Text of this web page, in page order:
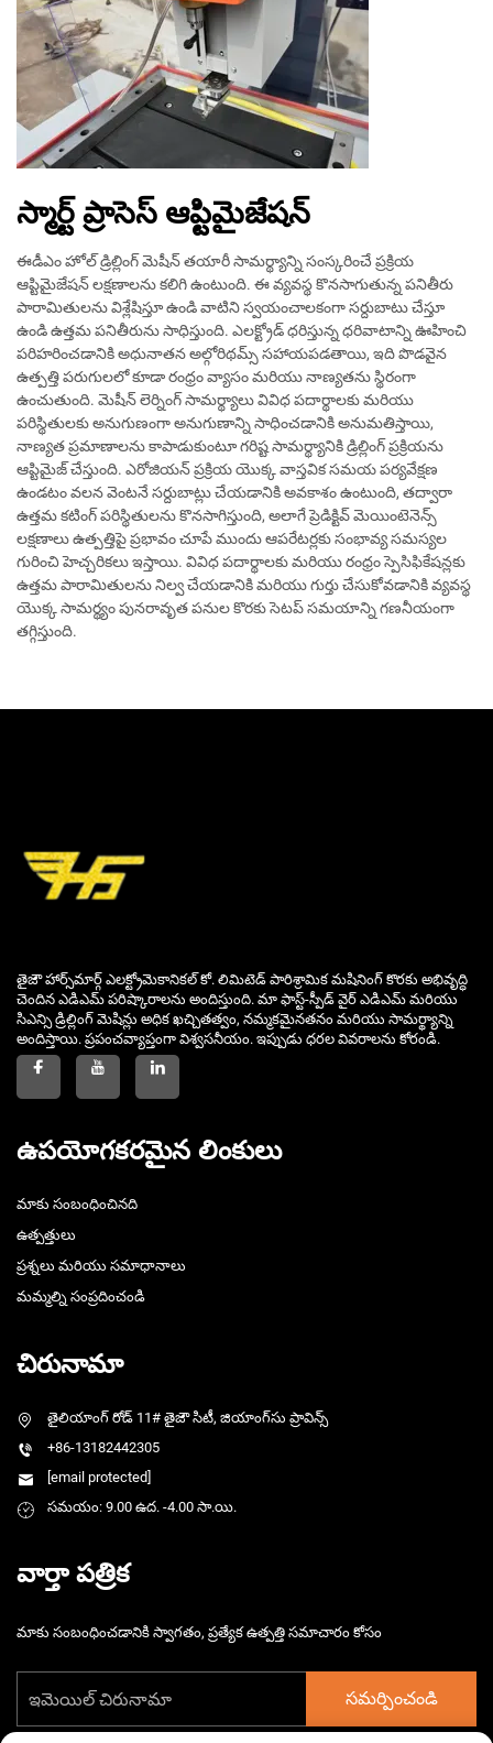
స్మార్ట్ ప్రాసెస్ ఆప్టిమైజేషన్
ఈడీఎం హోల్ డ్రిల్లింగ్ మెషీన్ తయారీ సామర్థ్యాన్ని సంస్కరించే ప్రక్రియ
ఆప్టిమైజేషన్ లక్షణాలను కలిగి ఉంటుంది. ఈ వ్యవస్థ కొనసాగుతున్న పనితీరు
పారామితులను విశ్లేషిస్తూ ఉండి వాటిని స్వయంచాలకంగా సర్దుబాటు చేస్తూ
ఉండి ఉత్తమ పనితీరును సాధిస్తుంది. ఎలక్ట్రోడ్ ధరిస్తున్న ధరివాటాన్ని ఊహించి
పరిహరించడానికి అధునాతన అల్గోరిథమ్స్ సహాయపడతాయి, ఇది పొడవైన
ఉత్పత్తి పరుగులలో కూడా రంధ్రం వ్యాసం మరియు నాణ్యతను స్థిరంగా
ఉంచుతుంది. మెషీన్ లెర్నింగ్ సామర్థ్యాలు వివిధ పదార్థాలకు మరియు
పరిస్థితులకు అనుగుణంగా అనుగుణాన్ని సాధించడానికి అనుమతిస్తాయి,
నాణ్యత ప్రమాణాలను కాపాడుకుంటూ గరిష్ట సామర్థ్యానికి డ్రిల్లింగ్ ప్రక్రియను
ఆప్టిమైజ్ చేస్తుంది. ఎరోజియన్ ప్రక్రియ యొక్క వాస్తవిక సమయ పర్యవేక్షణ
ఉండటం వలన వెంటనే సర్దుబాట్లు చేయడానికి అవకాశం ఉంటుంది, తద్వారా
ఉత్తమ కటింగ్ పరిస్థితులను కొనసాగిస్తుంది, అలాగే ప్రెడిక్టివ్ మెయింటెనెన్స్
లక్షణాలు ఉత్పత్తిపై ప్రభావం చూపే ముందు ఆపరేటర్లకు సంభావ్య సమస్యల
గురించి హెచ్చరికలు ఇస్తాయి. వివిధ పదార్థాలకు మరియు రంధ్రం స్పెసిఫికేషన్లకు
ఉత్తమ పారామితులను నిల్వ చేయడానికి మరియు గుర్తు చేసుకోవడానికి వ్యవస్థ
యొక్క సామర్థ్యం పునరావృత పనుల కొరకు సెటప్ సమయాన్ని గణనీయంగా
తగ్గిస్తుంది.
తైజౌ హార్స్‌మార్గ్ ఎలక్ట్రోమెకానికల్ కో. లిమిటెడ్ పారిశ్రామిక మషినింగ్ కొరకు అభివృద్ధి
చెందిన ఎడిఎమ్ పరిష్కారాలను అందిస్తుంది. మా ఫాస్ట్-స్పీడ్ వైర్ ఎడిఎమ్ మరియు
సిఎన్సి డ్రిల్లింగ్ మెషిన్లు అధిక ఖచ్చితత్వం, నమ్మకమైనతనం మరియు సామర్థ్యాన్ని
అందిస్తాయి. ప్రపంచవ్యాప్తంగా విశ్వసనీయం. ఇప్పుడు ధరల వివరాలను కోరండి.
ఉపయోగకరమైన లింకులు
మాకు సంబంధించినది
ఉత్పత్తులు
ప్రశ్నలు మరియు సమాధానాలు
మమ్మల్ని సంప్రదించండి
చిరునామా
తైలియాంగ్ రోడ్ 11# తైజౌ సిటీ, జియాంగ్‌సు ప్రావిన్స్
+86-13182442305
[email protected]
సమయం: 9.00 ఉద. -4.00 సా.యి.
వార్తా పత్రిక
మాకు సంబంధించడానికి స్వాగతం, ప్రత్యేక ఉత్పత్తి సమాచారం కోసం
సమర్పించండి